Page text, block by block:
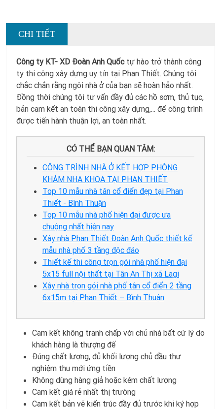
CHI TIẾT
Công ty KT- XD Đoàn Anh Quốctự hào trở thành công
ty thi công xây dựng uy tín tại Phan Thiết. Chúng tôi
chắc chắn rằng ngôi nhà ở của bạn sẽ hoàn hảo nhất.
Đồng thời chúng tôi tư vấn đầy đủ các hồ sơm, thủ tục,
bản cam kết an toàn thi công xây dựng,... để công trình
được tiến hành thuận lợi, an toàn nhất.
CÓ THỂ BẠN QUAN TÂM:
CÔNG TRÌNH NHÀ Ở KẾT HỢP PHÒNG
KHÁM NHA KHOA TẠI PHAN THIẾT
Top 10 mẫu nhà tân cổ điển đẹp tại Phan
Thiết - Bình Thuận
Top 10 mẫu nhà phố hiện đại được ưa
chuộng nhất hiện nay
Xây nhà Phan Thiết Đoàn Anh Quốc thiết kế
mẫu nhà phố 3 tầng độc đáo
Thiết kế thi công trọn gói nhà phố hiện đại
5x15 full nội thất tại Tân An Thị xã Lagi
Xây nhà trọn gói nhà phố tân cổ điển 2 tầng
6x15m tại Phan Thiết – Bình Thuận
Cam kết không tranh chấp với chủ nhà bất cứ lý do
khách hàng là thượng đế
Đúng chất lượng, đủ khối lượng chủ đầu thư
nghiệm thu mới ứng tiền
Không dùng hàng giả hoặc kém chất lượng
Cam kết giá rẻ nhất thị trường
Cam kết bản vẽ kiến trúc đầy đủ trước khi ký hợp